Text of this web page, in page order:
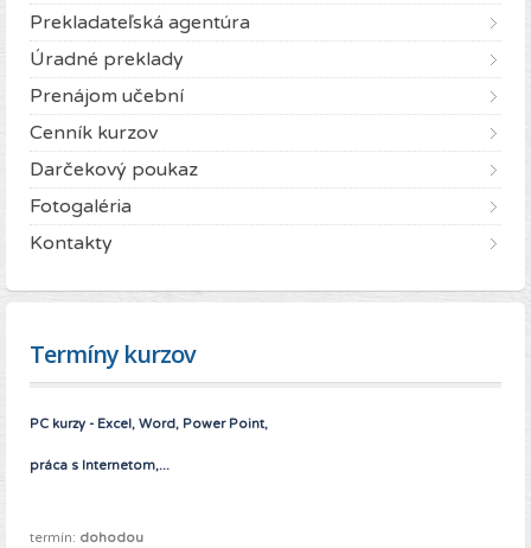
Prekladateľská agentúra
Úradné preklady
Prenájom učební
Cenník kurzov
Darčekový poukaz
Fotogaléria
Kontakty
Termíny kurzov
PC kurzy - Excel, Word, Power Point,
práca s Internetom,...
termín: dohodou